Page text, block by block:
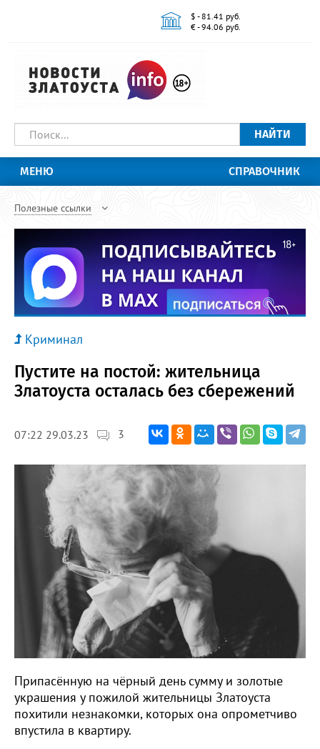
$ - 81.41 руб.
€ - 94.06 руб.
НАЙТИ
МЕНЮ СПРАВОЧНИК
Полезные ссылки
Криминал
Пустите на постой: жительница
Златоуста осталась без сбережений
07:22 29.03.23 3
Припасённую на чёрный день сумму и золотые
украшения у пожилой жительницы Златоуста
похитили незнакомки, которых она опрометчиво
впустила в квартиру.